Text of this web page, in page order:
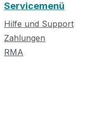
Servicemenü
Hilfe und Support
Zahlungen
RMA